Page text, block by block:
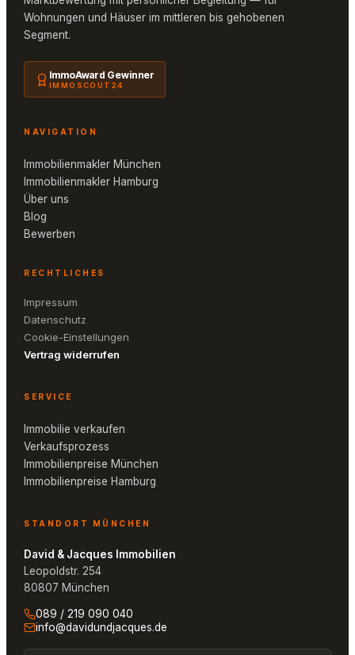
Wohnungen und Häuser im mittleren bis gehobenen
Segment.
ImmoAward Gewinner
IMMOSCOUT24
NAVIGATION
Immobilienmakler München
Immobilienmakler Hamburg
Über uns
Blog
Bewerben
RECHTLICHES
Impressum
Datenschutz
Cookie-Einstellungen
Vertrag widerrufen
SERVICE
Immobilie verkaufen
Verkaufsprozess
Immobilienpreise München
Immobilienpreise Hamburg
STANDORT MÜNCHEN
David & Jacques Immobilien
Leopoldstr. 254
80807 München
089 / 219 090 040
info@davidundjacques.de